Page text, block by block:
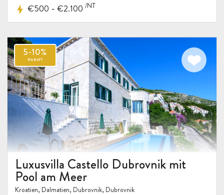
€500 - €2.100 /NT
Luxusvilla Castello Dubrovnik mit
Pool am Meer
Kroatien, Dalmatien, Dubrovnik, Dubrovnik